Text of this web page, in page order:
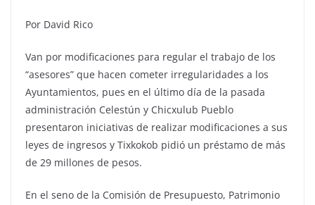
Por David Rico
Van por modificaciones para regular el trabajo de los
“asesores” que hacen cometer irregularidades a los
Ayuntamientos, pues en el último día de la pasada
administración Celestún y Chicxulub Pueblo
presentaron iniciativas de realizar modificaciones a sus
leyes de ingresos y Tixkokob pidió un préstamo de más
de 29 millones de pesos.
En el seno de la Comisión de Presupuesto, Patrimonio